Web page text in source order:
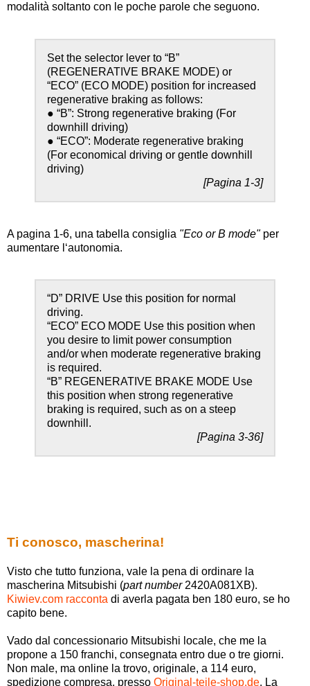
modalità soltanto con le poche parole che seguono.
Set the selector lever to “B”
(REGENERATIVE BRAKE MODE) or
“ECO” (ECO MODE) position for increased
regenerative braking as follows:
● “B”: Strong regenerative braking (For
downhill driving)
● “ECO”: Moderate regenerative braking
(For economical driving or gentle downhill
driving)
[Pagina 1-3]
A pagina 1-6, una tabella consiglia "Eco or B mode"per
aumentare l‘autonomia.
“D” DRIVE Use this position for normal
driving.
“ECO” ECO MODE Use this position when
you desire to limit power consumption
and/or when moderate regenerative braking
is required.
“B” REGENERATIVE BRAKE MODE Use
this position when strong regenerative
braking is required, such as on a steep
downhill.
[Pagina 3-36]
Ti conosco, mascherina!
Visto che tutto funziona, vale la pena di ordinare la
mascherina Mitsubishi (part number2420A081XB).
Kiwiev.com racconta di averla pagata ben 180 euro, se ho
capito bene.
Vado dal concessionario Mitsubishi locale, che me la
propone a 150 franchi, consegnata entro due o tre giorni.
Non male, ma online la trovo, originale, a 114 euro,
spedizione compresa, presso Original-teile-shop.de. La